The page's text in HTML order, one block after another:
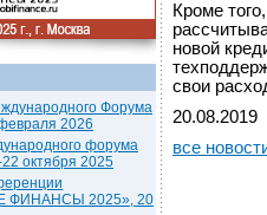
Форума
2026
форума
октября 2025
2025», 20
Кроме
новой
свои
20.08.2019
все